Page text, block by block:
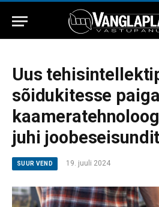
Uus
sõidukitesse
juhi joobeseisundit
SUUR VEND 19. juuli 2024